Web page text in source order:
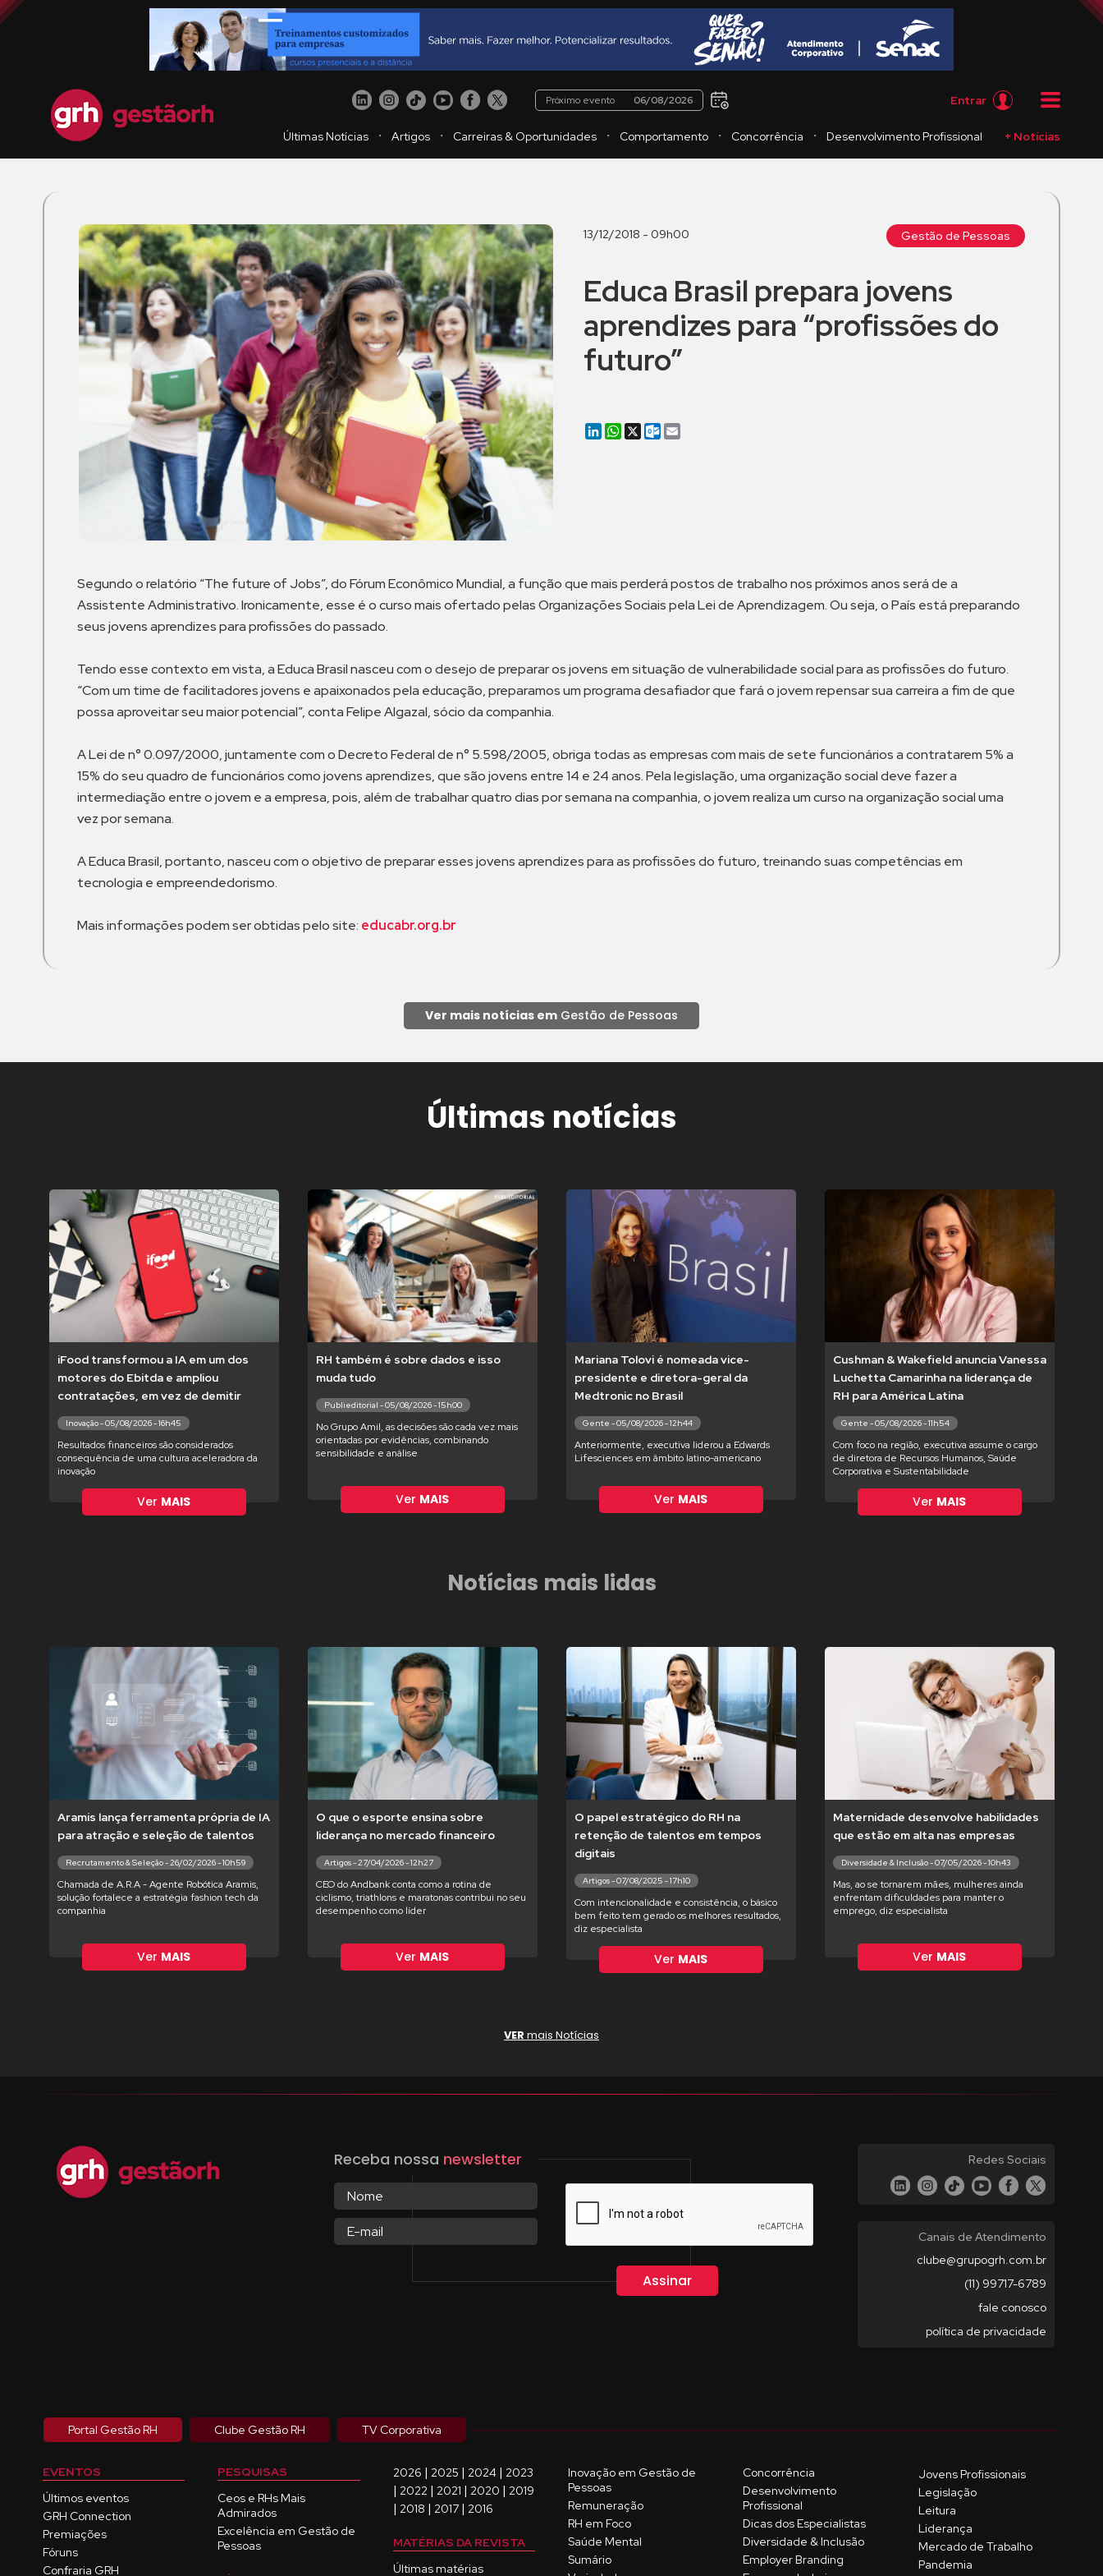
Próximo evento 06/08/2026 Entrar
Últimas Notícias ・ Artigos ・ Carreiras & Oportunidades ・ Comportamento ・ Concorrência ・ Desenvolvimento Profissional + Notícias
13/12/2018 - 09h00 Gestão de Pessoas
Educa Brasil prepara jovens
aprendizes para “profissões do
futuro”
LinkedIn
WhatsApp
X Outlook.com
Email
Segundo o relatório “The future of Jobs”, do Fórum Econômico Mundial, a função que mais perderá postos de trabalho nos próximos anos será de a
Assistente Administrativo. Ironicamente, esse é o curso mais ofertado pelas Organizações Sociais pela Lei de Aprendizagem. Ou seja, o País está preparando
seus jovens aprendizes para profissões do passado.
Tendo esse contexto em vista, a Educa Brasil nasceu com o desejo de preparar os jovens em situação de vulnerabilidade social para as profissões do futuro.
“Com um time de facilitadores jovens e apaixonados pela educação, preparamos um programa desafiador que fará o jovem repensar sua carreira a fim de que
possa aproveitar seu maior potencial”, conta Felipe Algazal, sócio da companhia.
A Lei de n° 0.097/2000, juntamente com o Decreto Federal de n° 5.598/2005, obriga todas as empresas com mais de sete funcionários a contratarem 5% a
15% do seu quadro de funcionários como jovens aprendizes, que são jovens entre 14 e 24 anos. Pela legislação, uma organização social deve fazer a
intermediação entre o jovem e a empresa, pois, além de trabalhar quatro dias por semana na companhia, o jovem realiza um curso na organização social uma
vez por semana.
A Educa Brasil, portanto, nasceu com o objetivo de preparar esses jovens aprendizes para as profissões do futuro, treinando suas competências em
tecnologia e empreendedorismo.
Mais informações podem ser obtidas pelo site: educabr.org.br
Ver mais notícias em Gestão de Pessoas
Últimas notícias
iFood transformou a IA em um dos
motores do Ebitda e ampliou
contratações, em vez de demitir
Inovação - 05/08/2026 - 16h45
Resultados financeiros são considerados
consequência de uma cultura aceleradora da
inovação
Ver MAIS
RH também é sobre dados e isso
muda tudo
Publieditorial - 05/08/2026 - 15h00
No Grupo Amil, as decisões são cada vez mais
orientadas por evidências, combinando
sensibilidade e análise
Ver MAIS
Mariana Tolovi é nomeada vice-
presidente e diretora-geral da
Medtronic no Brasil
Gente - 05/08/2026 - 12h44
Anteriormente, executiva liderou a Edwards
Lifesciences em âmbito latino-americano
Ver MAIS
Cushman & Wakefield anuncia Vanessa
Luchetta Camarinha na liderança de
RH para América Latina
Gente - 05/08/2026 - 11h54
Com foco na região, executiva assume o cargo
de diretora de Recursos Humanos, Saúde
Corporativa e Sustentabilidade
Ver MAIS
Notícias mais lidas
Aramis lança ferramenta própria de IA
para atração e seleção de talentos
Recrutamento & Seleção - 26/02/2026 - 10h59
Chamada de A.R.A - Agente Robótica Aramis,
solução fortalece a estratégia fashion tech da
companhia
Ver MAIS
O que o esporte ensina sobre
liderança no mercado financeiro
Artigos - 27/04/2026 - 12h27
CEO do Andbank conta como a rotina de
ciclismo, triathlons e maratonas contribui no seu
desempenho como líder
Ver MAIS
O papel estratégico do RH na
retenção de talentos em tempos
digitais
Artigos - 07/08/2025 - 17h10
Com intencionalidade e consistência, o básico
bem feito tem gerado os melhores resultados,
diz especialista
Ver MAIS
Maternidade desenvolve habilidades
que estão em alta nas empresas
Diversidade & Inclusão - 07/05/2026 - 10h43
Mas, ao se tornarem mães, mulheres ainda
enfrentam dificuldades para manter o
emprego, diz especialista
Ver MAIS
VER mais Notícias
Receba nossa newsletter Redes Sociais
Canais de Atendimento
clube@grupogrh.com.br
(11) 99717-6789
fale conosco
política de privacidade
Portal Gestão RH Clube Gestão RH TV Corporativa
EVENTOS
Últimos eventos
GRH Connection
Premiações
Fóruns
Confraria GRH
PESQUISAS
Ceos e RHs Mais
Admirados
Excelência em Gestão de
Pessoas
2026 | 2025 | 2024 | 2023
| 2022| 2021 | 2020 | 2019
| 2018 | 2017| 2016
MATÉRIAS DA REVISTA
Últimas matérias
Inovação em Gestão de
Pessoas
Remuneração
RH em Foco
Saúde Mental
Sumário
Concorrência
Desenvolvimento
Profissional
Dicas dos Especialistas
Diversidade & Inclusão
Employer Branding
Jovens Profissionais
Legislação
Leitura
Liderança
Mercado de Trabalho
Pandemia